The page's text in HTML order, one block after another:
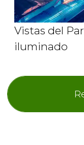
Vistas del
iluminado